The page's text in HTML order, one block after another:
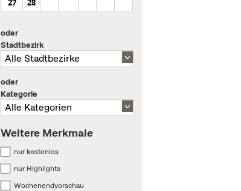
27
28
oder
Stadtbezirk
oder
Kategorie
Weitere Merkmale
nur kostenlos
nur Highlights
Wochenendvorschau